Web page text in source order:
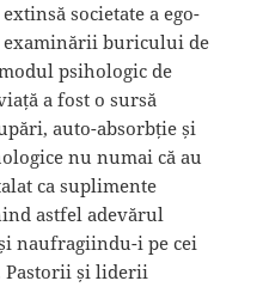
societate a ego-
buricului de
psihologic de
a fost o sursă
auto-absorbție și
nu numai că au
ca suplimente
astfel adevărul
naufragiindu-i pe cei
Pastorii și liderii